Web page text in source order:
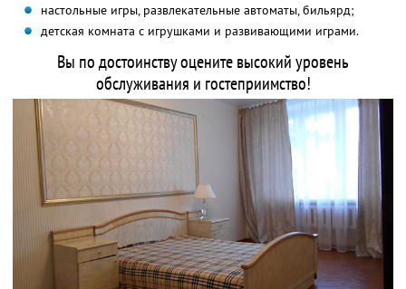
настольные игры, развлекательные автоматы, бильярд;
детская комната с игрушками и развивающими играми.
Вы по достоинству оцените высокий уровень
обслуживания и гостеприимство!